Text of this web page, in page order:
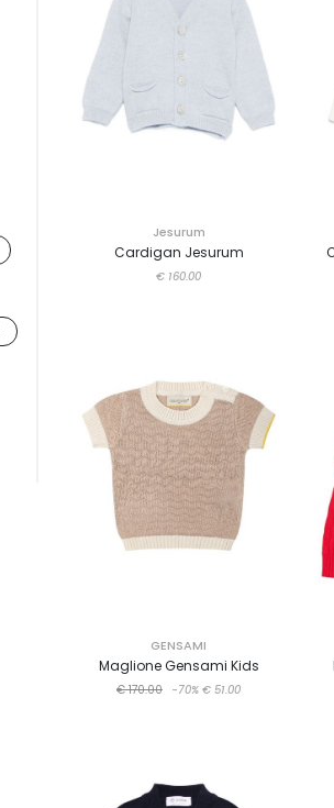
Jesurum
Cardigan Jesurum
€ 160.00
GENSAMI
Maglione Gensami Kids
€ 170.00 -70% € 51.00